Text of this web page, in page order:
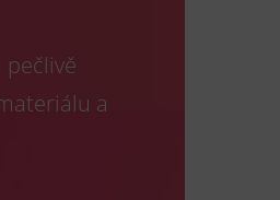
pečlivě
a